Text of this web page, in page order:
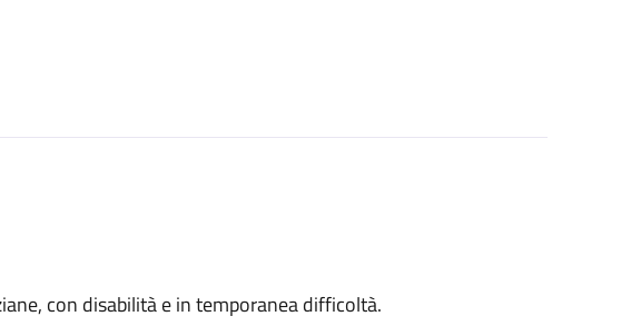
con disabilità e in temporanea difficoltà.